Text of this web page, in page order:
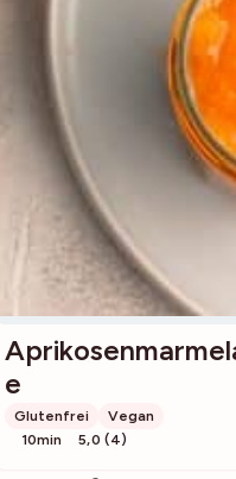
e
Glutenfrei
Vegan
10min
5,0 (4)